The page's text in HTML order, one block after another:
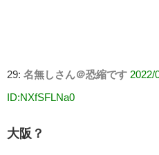
29: 名無しさん＠恐縮です 2022/
ID:NXfSFLNa0
大阪？